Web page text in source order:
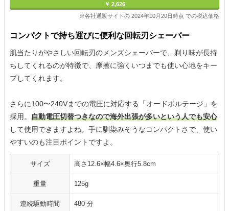
￥ 2,626
※各社通販サイトの 2024年10月20日時点 での税込価格
コンパクトで持ち運びに便利な回転刃シェーバー
肌当たりがやさしい回転刃のメンズシェーバーで、剃り味が長持
ちしてくれるのが特徴で、摩擦に強くいつまでも使い心地をキー
プしてくれます。
さらに100〜240Vまでの電圧に対応する「オードボルテージ」を
採用。 自動電圧切替つきなので海外出張が多いという人でも安心
して使用できますよね。手に馴染みそうなコンパクトさで、使い
やすいのも注目ポイントですよ。
サイズ 高さ12.6×幅4.6×奥行5.8cm
重量 125g
連続駆動時間 480 分